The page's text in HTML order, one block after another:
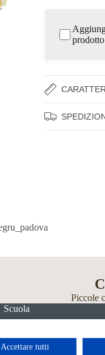
prodotto
Piccole
Scuola
Accettare tutti